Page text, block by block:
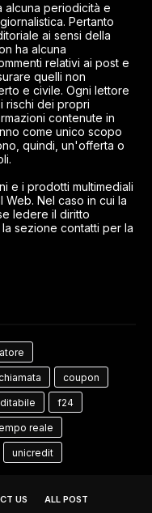
alcuna periodicità e
Pertanto
ai sensi della
ha alcuna
relativi ai post e
quelli non
e civile. Ogni lettore
rischi dei propri
contenute in
come unico scopo
quindi, un'offerta o
e i prodotti multimediali
Nel caso in cui la
ledere il diritto
sezione contatti per la
coupon
f24
reale
unicredit
US ALL POST